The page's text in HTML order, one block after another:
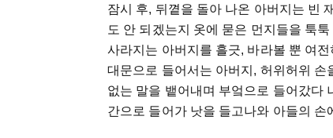
잠시 후, 뒤꼍을 돌아 나온 아버지는 빈
도 안 되겠는지 옷에 묻은 먼지들을 툭
사라지는 아버지를 흘긋, 바라볼 뿐 여
대문으로 들어서는 아버지, 허위허위
없는 말을 뱉어내며 부엌으로 들어갔다
간으로 들어가 낫을 들고나와 아들의